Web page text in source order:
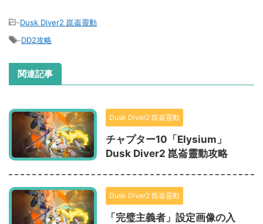
-Dusk Diver2 崑崙靈動
-DD2攻略
関連記事
Dusk Diver2 崑崙靈動
チャプター10「Elysium」
Dusk Diver2 崑崙靈動攻略
Dusk Diver2 崑崙靈動
「完璧主義者」設定画像の入